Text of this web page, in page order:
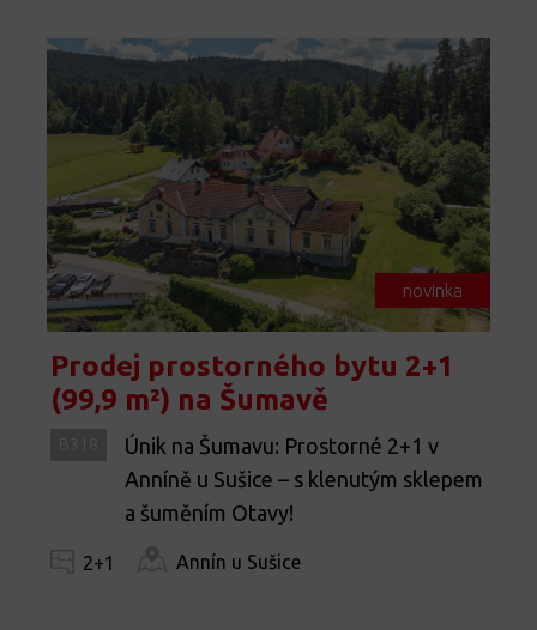
novinka
Prodej prostorného bytu 2+1
(99,9 m²) na Šumavě
Únik na Šumavu: Prostorné 2+1 v
Anníně u Sušice – s klenutým sklepem
a šuměním Otavy!
2+1 Annín u Sušice